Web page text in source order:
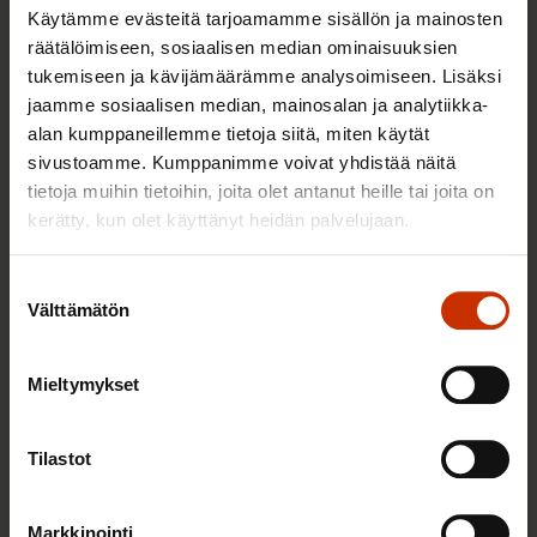
Käytämme evästeitä tarjoamamme sisällön ja mainosten
räätälöimiseen, sosiaalisen median ominaisuuksien
tukemiseen ja kävijämäärämme analysoimiseen. Lisäksi
jaamme sosiaalisen median, mainosalan ja analytiikka-
alan kumppaneillemme tietoja siitä, miten käytät
sivustoamme. Kumppanimme voivat yhdistää näitä
tietoja muihin tietoihin, joita olet antanut heille tai joita on
kerätty, kun olet käyttänyt heidän palvelujaan.
valinta
Välttämätön
Mieltymykset
Tilastot
Markkinointi
2.6.2026 11:00
Työmarkkinakeskusjärjestöt: Tuottava ja
hyvinvoiva työelämä on yhteinen asia